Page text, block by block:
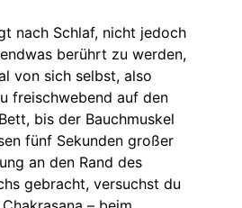
nach Schlaf, nicht jedoch
berührt zu werden,
von sich selbst, also
freischwebend auf den
bis der Bauchmuskel
fünf Sekunden großer
an den Rand des
gebracht, versuchst du